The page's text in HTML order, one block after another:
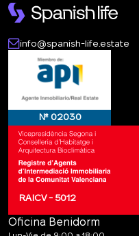
info@spanish-life.estate
№ 02030
RAICV - 5012
Oficina Benidorm